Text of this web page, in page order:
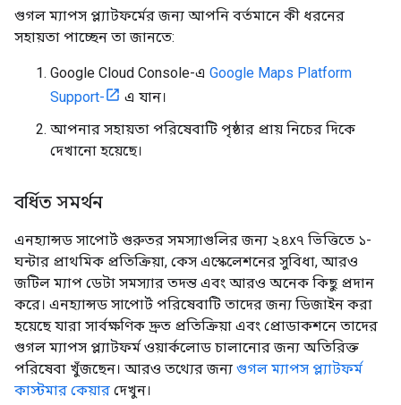
গুগল ম্যাপস প্ল্যাটফর্মের জন্য আপনি বর্তমানে কী ধরনের
সহায়তা পাচ্ছেন তা জানতে:
Google Cloud Console-এ Google Maps Platform
Support-
এ যান।
আপনার সহায়তা পরিষেবাটি পৃষ্ঠার প্রায় নিচের দিকে
দেখানো হয়েছে।
বর্ধিত সমর্থন
এনহ্যান্সড সাপোর্ট গুরুতর সমস্যাগুলির জন্য ২৪x৭ ভিত্তিতে ১-
ঘন্টার প্রাথমিক প্রতিক্রিয়া, কেস এস্কেলেশনের সুবিধা, আরও
জটিল ম্যাপ ডেটা সমস্যার তদন্ত এবং আরও অনেক কিছু প্রদান
করে। এনহ্যান্সড সাপোর্ট পরিষেবাটি তাদের জন্য ডিজাইন করা
হয়েছে যারা সার্বক্ষণিক দ্রুত প্রতিক্রিয়া এবং প্রোডাকশনে তাদের
গুগল ম্যাপস প্ল্যাটফর্ম ওয়ার্কলোড চালানোর জন্য অতিরিক্ত
পরিষেবা খুঁজছেন। আরও তথ্যের জন্য গুগল ম্যাপস প্ল্যাটফর্ম
কাস্টমার কেয়ার দেখুন।